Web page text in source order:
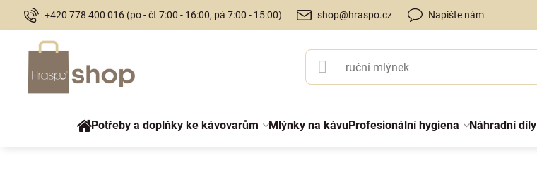
+420 778 400 016 (po - čt 7:00 - 16:00, pá 7:00 - 15:00) shop@hraspo.cz Napište nám
Potřeby a doplňky ke kávovarům Mlýnky na kávuProfesionální hygiena Náhradní díly